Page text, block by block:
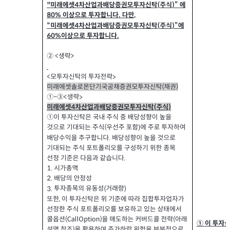
"미래에셋4차산업과배당증권모투자신탁(주식)” 에
80% 이상으로 투자합니다. 다만,
“미래에셋4차산업과배당증권모투자신탁(주식)”에
60%이상으로 투자합니다.
②<생략>
<모투자신탁의 투자전략>
미래에셋솔로몬단기국공채증권모투자신탁(채권)
①~③<생략>
미래에셋4차산업과배당증권모투자신탁(주식)
①이 투자신탁은 국내 주식 중 배당성향이 높을
것으로 기대되는 주식(우선주 포함)에 주로 투자하여
배당수익을 추구합니다. 배당성향이 높을 것으로
기대되는 주식 포트폴리오를 구성하기 위한 종목
선정 기준은 다음과 같습니다.
1. 시가총액
2. 배당의 안정성
3. 투자종목의 유동성(거래량)
또한, 이 투자신탁은 위 기준에 따라 집합투자업자가
선정한 주식 포트폴리오를 보유하고 있는 상태에서
콜옵션(CallOption)을 매도하는 커버드콜 전략(아래
① 이 투